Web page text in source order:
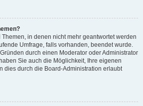
in denen nicht mehr geantwortet werden
Umfrage, falls vorhanden, beendet wurde.
durch einen Moderator oder Administrator
Sie auch die Möglichkeit, Ihre eigenen
dies durch die Board-Administration erlaubt